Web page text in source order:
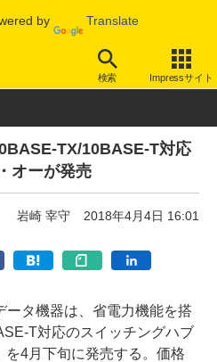
by Translate
検索 Impressサイト
スイッチ
TX/10BASE-T対応
オーが発売
岩崎 宰守 2018年4月4日 16:01
タ機器は、省電力機能を搭
T対応のスイッチングハブ
を4月下旬に発売する。価格